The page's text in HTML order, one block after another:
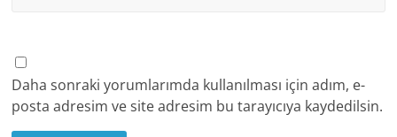
Daha sonraki yorumlarımda kullanılması için adım, e-
posta adresim ve site adresim bu tarayıcıya kaydedilsin.